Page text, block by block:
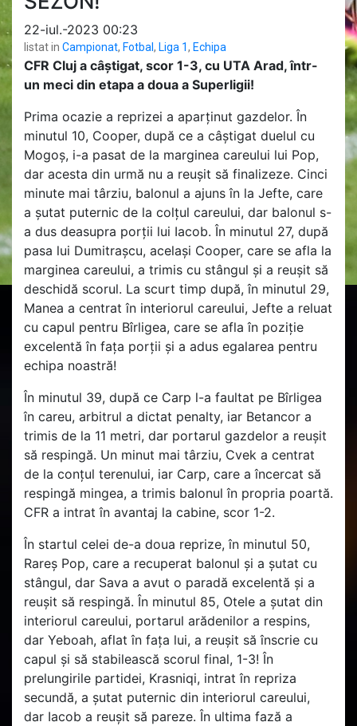
22-iul.-2023 00:23
listat in Campionat, Fotbal, Liga 1, Echipa
CFR Cluj a câștigat, scor 1-3, cu UTA Arad, într-
un meci din etapa a doua a Superligii!
Prima ocazie a reprizei a aparținut gazdelor. În
minutul 10, Cooper, după ce a câștigat duelul cu
Mogoș, i-a pasat de la marginea careului lui Pop,
dar acesta din urmă nu a reușit să finalizeze. Cinci
minute mai târziu, balonul a ajuns în la Jefte, care
a șutat puternic de la colțul careului, dar balonul s-
a dus deasupra porții lui Iacob. În minutul 27, după
pasa lui Dumitrașcu, același Cooper, care se afla la
marginea careului, a trimis cu stângul și a reușit să
deschidă scorul. La scurt timp după, în minutul 29,
Manea a centrat în interiorul careului, Jefte a reluat
cu capul pentru Bîrligea, care se afla în poziție
excelentă în fața porții și a adus egalarea pentru
echipa noastră!
În minutul 39, după ce Carp l-a faultat pe Bîrligea
în careu, arbitrul a dictat penalty, iar Betancor a
trimis de la 11 metri, dar portarul gazdelor a reușit
să respingă. Un minut mai târziu, Cvek a centrat
de la conțul terenului, iar Carp, care a încercat să
respingă mingea, a trimis balonul în propria poartă.
CFR a intrat în avantaj la cabine, scor 1-2.
În startul celei de-a doua reprize, în minutul 50,
Rareș Pop, care a recuperat balonul și a șutat cu
stângul, dar Sava a avut o paradă excelentă și a
reușit să respingă. În minutul 85, Otele a șutat din
interiorul careului, portarul arădenilor a respins,
dar Yeboah, aflat în fața lui, a reușit să înscrie cu
capul și să stabilească scorul final, 1-3! În
prelungirile partidei, Krasniqi, intrat în repriza
secundă, a șutat puternic din interiorul careului,
dar Iacob a reușit să pareze. În ultima fază a